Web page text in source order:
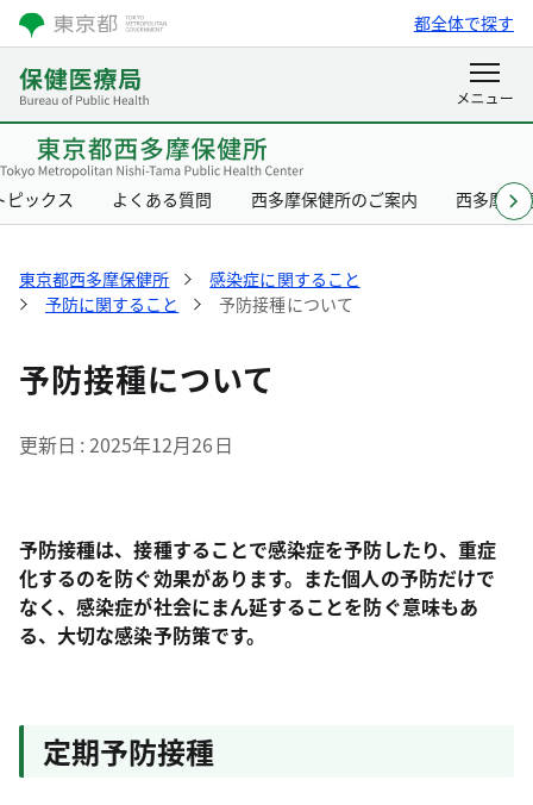
都全体で探す
ピックス よくある質問 西多摩保健所のご案内 西多摩保
東京都西多摩保健所
感染症に関すること
予防に関すること
予防接種について
予防接種について
更新日 2025年12月26日
予防接種は、接種することで感染症を予防したり、重症
化するのを防ぐ効果があります。また個人の予防だけで
なく、感染症が社会にまん延することを防ぐ意味もあ
る、大切な感染予防策です。
定期予防接種